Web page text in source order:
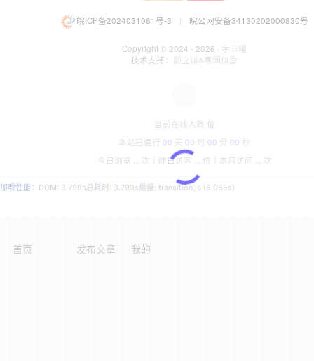
皖ICP备2024031061号-3 | 皖公网安备34130202000830号
Copyright © 2024 - 2026 · 字节曜
技术支持： 颤立诚&寒烟似雪
当前在线人数 位
本站已运行 00 天 00 时 00 分 00 秒
今日浏览
次丨 昨日访客 位丨 本月访问 次
加载性能： DOM: 3.799s总耗时: 3.799s最慢: transition.js (6.065s)
首页 发布文章 我的